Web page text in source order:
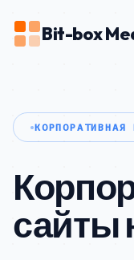
Bit-box
сайты